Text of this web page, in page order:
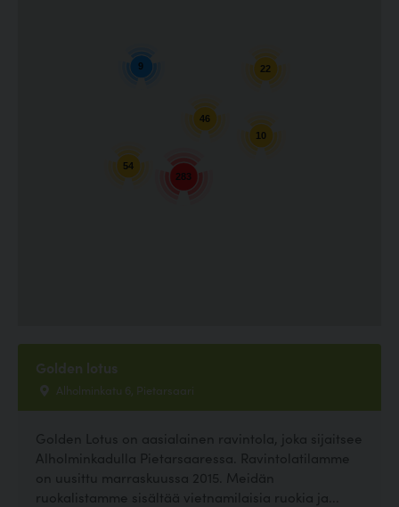
283
54
22
9
46
10
Golden lotus
Alholminkatu 6, Pietarsaari
Golden Lotus on aasialainen ravintola, joka sijaitsee
Alholminkadulla Pietarsaaressa. Ravintolatilamme
on uusittu marraskuussa 2015. Meidän
ruokalistamme sisältää vietnamilaisia ruokia ja...